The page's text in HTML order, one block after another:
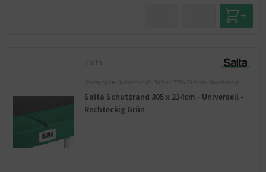
Salta
Trampoline Schutzrand - Salta - 305 x 214 cm - Rechteckig
Salta Schutzrand 305 x 214cm - Universell -
Rechteckig Grün